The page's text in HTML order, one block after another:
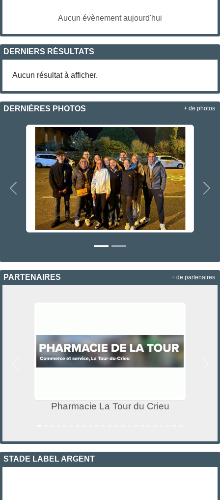
Aucun évènement aujourd'hui
DERNIERS RÉSULTATS
Aucun résultat à afficher.
DERNIÈRES PHOTOS
Précedent
+ de photos
PARTENAIRES
Pharmacie La Tour du Crieu
Précedent
+ de partenaires
STADE LABEL ARGENT